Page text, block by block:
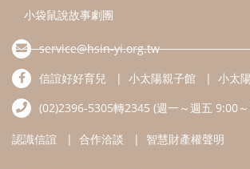
小袋鼠說故事劇團
service@hsin-yi.org.tw
信誼好好育兒
小太陽親子館
小太
(02)2396-5305轉2345 (週一～週五 9:00
認識信誼 合作洽談 智慧財產權聲明